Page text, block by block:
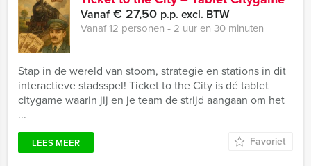
Vanaf€ 27,50 p.p. excl. BTW
Vanaf 12 personen ‐ 2 uur en 30 minuten
Stap in de wereld van stoom, strategie en stations in dit
interactieve stadsspel! Ticket to the City is dé tablet
citygame waarin jij en je team de strijd aangaan om het
...
LEES MEER Favoriet